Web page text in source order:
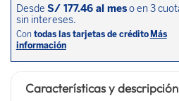
Características y descripción